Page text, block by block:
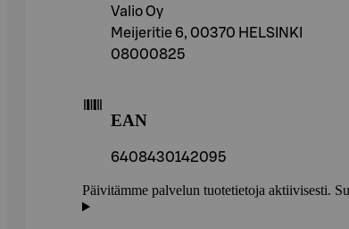
Valio Oy
Meijeritie 6, 00370 HELSINKI
08000825
EAN
6408430142095
Päivitämme palvelun tuotetietoja aktiivisesti.